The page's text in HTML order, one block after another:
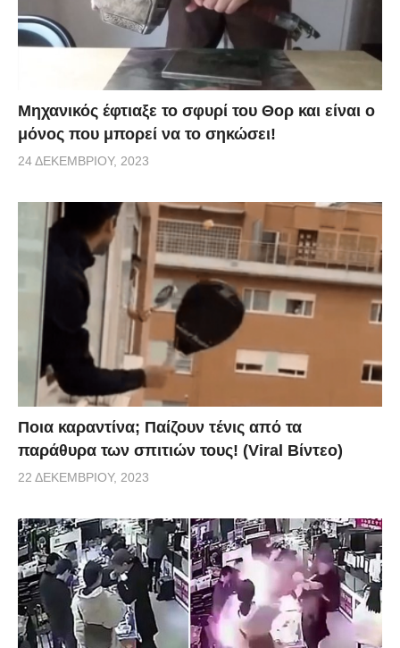
Μηχανικός έφτιαξε το σφυρί του Θορ και είναι ο
μόνος που μπορεί να το σηκώσει!
24 ΔΕΚΕΜΒΡΊΟΥ, 2023
Ποια καραντίνα; Παίζουν τένις από τα
παράθυρα των σπιτιών τους! (Viral Βίντεο)
22 ΔΕΚΕΜΒΡΊΟΥ, 2023